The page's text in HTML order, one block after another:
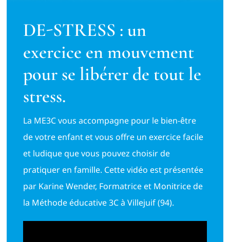
DE-STRESS : un
exercice en mouvement
pour se libérer de tout le
stress.
La ME3C vous accompagne pour le bien-être
de votre enfant et vous offre un exercice facile
et ludique que vous pouvez choisir de
pratiquer en famille. Cette vidéo est présentée
par Karine Wender, Formatrice et Monitrice de
la Méthode éducative 3C à Villejuif (94).